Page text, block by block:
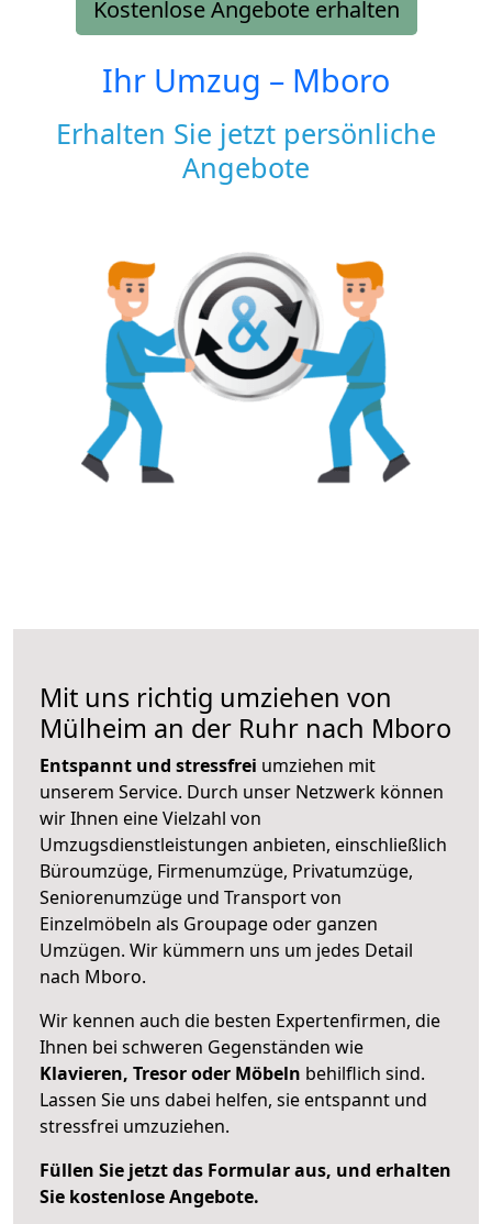
Kostenlose Angebote erhalten
Ihr Umzug – Mboro
Erhalten Sie jetzt persönliche
Angebote
Mit uns richtig umziehen von
Mülheim an der Ruhr nach Mboro
Entspannt und stressfrei umziehen mit
unserem Service. Durch unser Netzwerk können
wir Ihnen eine Vielzahl von
Umzugsdienstleistungen anbieten, einschließlich
Büroumzüge, Firmenumzüge, Privatumzüge,
Seniorenumzüge und Transport von
Einzelmöbeln als Groupage oder ganzen
Umzügen. Wir kümmern uns um jedes Detail
nach Mboro.
Wir kennen auch die besten Expertenfirmen, die
Ihnen bei schweren Gegenständen wie
Klavieren, Tresor oder Möbeln behilflich sind.
Lassen Sie uns dabei helfen, sie entspannt und
stressfrei umzuziehen.
Füllen Sie jetzt das Formular aus, und erhalten
Sie kostenlose Angebote.